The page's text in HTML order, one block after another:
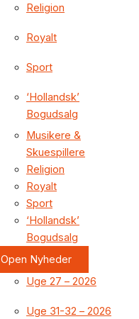
Religion
Royalt
Sport
‘Hollandsk’
Bogudsalg
Musikere &
Skuespillere
Religion
Royalt
Sport
‘Hollandsk’
Bogudsalg
Open Nyheder
Uge 27 – 2026
Uge 31-32 – 2026